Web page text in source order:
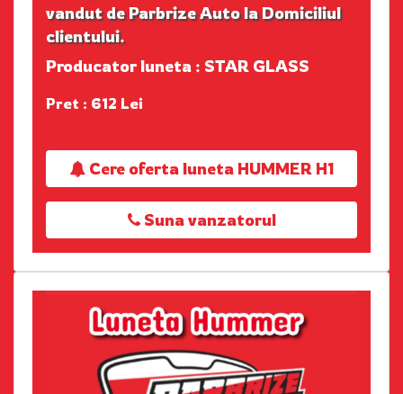
vandut de Parbrize Auto la Domiciliul
clientului.
Producator luneta : STAR GLASS
Pret : 612 Lei
Cere oferta luneta HUMMER H1
Suna vanzatorul